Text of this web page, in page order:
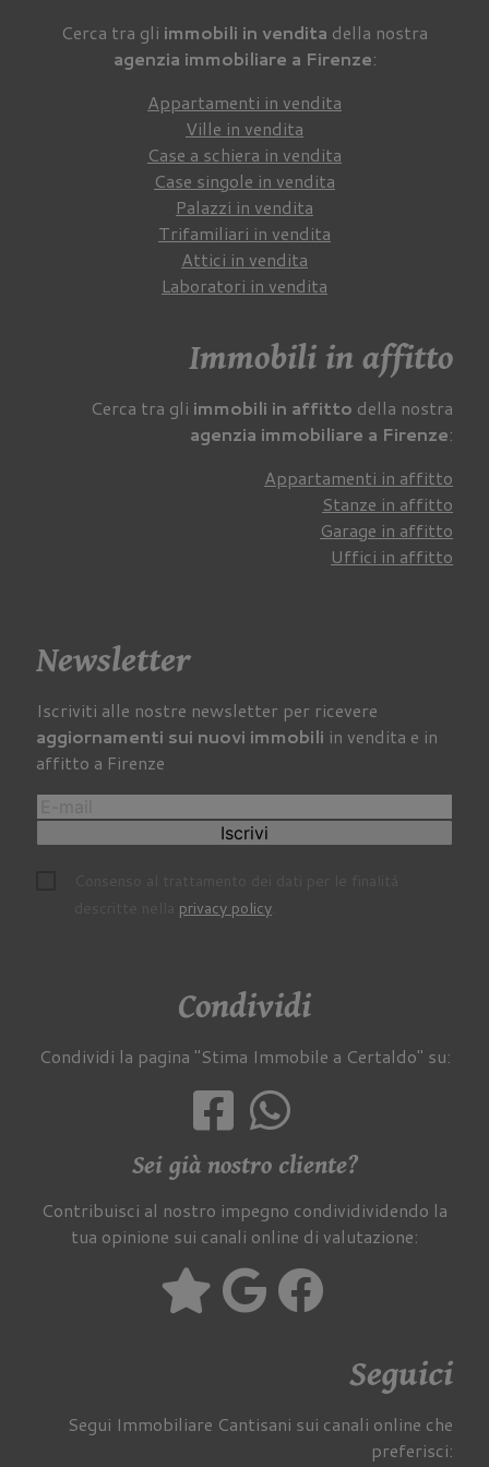
Cerca tra gli immobili in vendita della nostra
agenzia immobiliare a Firenze:
Appartamenti in vendita
Ville in vendita
Case a schiera in vendita
Case singole in vendita
Palazzi in vendita
Trifamiliari in vendita
Attici in vendita
Laboratori in vendita
Immobili in affitto
Cerca tra gli immobili in affitto della nostra
agenzia immobiliare a Firenze:
Appartamenti in affitto
Stanze in affitto
Garage in affitto
Uffici in affitto
Newsletter
Iscriviti alle nostre newsletter per ricevere
aggiornamenti sui nuovi immobili in vendita e in
affitto a Firenze
Iscrivi
privacy policy.
Condividi
Condividi la pagina "Stima Immobile a Certaldo" su:
Sei già nostro cliente?
Contribuisci al nostro impegno condividividendo la
tua opinione sui canali online di valutazione:
Seguici
Segui Immobiliare Cantisani sui canali online che
preferisci: